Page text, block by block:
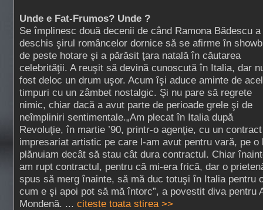
Unde e Fat-Frumos? Unde ?
Se împlinesc două decenii de când Ramona Bădescu a
deschis şirul româncelor dornice să se afirme în
de peste hotare şi a părăsit ţara natală în căutarea
celebrităţii. A reuşit să devină cunoscută în Italia, dar
fost deloc un drum uşor. Acum îşi aduce aminte de
timpuri cu un zâmbet nostalgic. Şi nu pare să regrete
nimic, chiar dacă a avut parte de perioade grele şi de
neîmpliniri sentimentale.„Am plecat în Italia după
Revoluţie, în martie ’90, printr-o agenţie, cu un
impresariat artistic pe care l-am avut pentru vară, pe o
plănuiam decât să stau cât dura contractul. Chiar
am rupt contractul, pentru că mi-era frică, dar o
spus să merg înainte, să mă duc totuşi în Italia pentru
cum e şi apoi pot să mă întorc”, a povestit diva pentru
Mondenă. ... citeste toata stirea >>